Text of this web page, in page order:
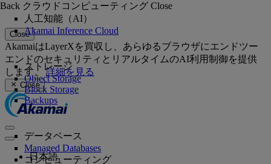
Close
AkamaiはLayerXを買収し、あらゆるブラウザにエンドツー
エンドのセキュリティとリアルタイムのAI利用制御を提供
します。詳細を見る
Close
日本語
Back クラウドコンピューティング Close
人工知能（AI）
Akamai Inference Cloud
ストレージ
Object Storage
Block Storage
Backups
データベース
Managed Databases
コンピューティング